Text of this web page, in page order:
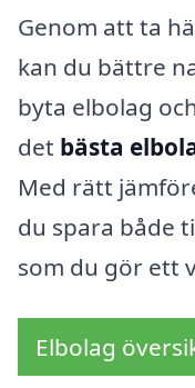
Genom att ta
kan du bättre
byta elbolag
det bästa
Med rätt
du spara både
som du gör ett
Elbolag